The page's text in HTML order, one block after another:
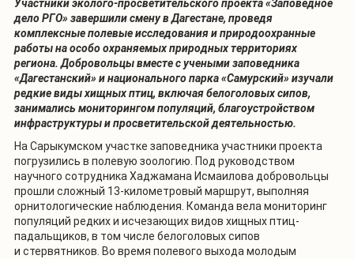
Участники эколого-просветительского проекта «Заповедное
дело РГО» завершили смену в Дагестане, проведя
комплексные полевые исследования и природоохранные
работы на особо охраняемых природных территориях
региона. Добровольцы вместе с учеными заповедника
«Дагестанский» и национального парка «Самурский» изучали
редкие виды хищных птиц, включая белоголовых сипов,
занимались мониторингом популяций, благоустройством
инфраструктуры и просветительской деятельностью.
На Сарыкумском участке заповедника участники проекта
погрузились в полевую зоологию. Под руководством
научного сотрудника Хаджамана Исмаилова добровольцы
прошли сложный 13-километровый маршрут, выполняя
орнитологические наблюдения. Команда вела мониторинг
популяций редких и исчезающих видов хищных птиц-
падальщиков, в том числе белоголовых сипов
и стервятников. Во время полевого выхода молодым